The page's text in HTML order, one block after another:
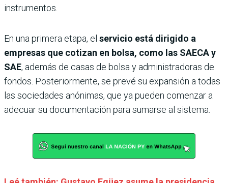
instrumentos.
En una primera etapa, el servicio está dirigido a
empresas que cotizan en bolsa, como las SAECA y
SAE, además de casas de bolsa y administradoras de
fondos. Posteriormente, se prevé su expansión a todas
las sociedades anónimas, que ya pueden comenzar a
adecuar su documentación para sumarse al sistema.